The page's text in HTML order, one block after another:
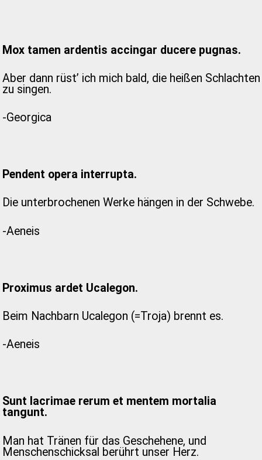
Mox tamen ardentis accingar ducere pugnas.
Aber dann rüst’ ich mich bald, die heißen Schlachten
zu singen.
-Georgica
Pendent opera interrupta.
Die unterbrochenen Werke hängen in der Schwebe.
-Aeneis
Proximus ardet Ucalegon.
Beim Nachbarn Ucalegon (=Troja) brennt es.
-Aeneis
Sunt lacrimae rerum et mentem mortalia
tangunt.
Man hat Tränen für das Geschehene, und
Menschenschicksal berührt unser Herz.